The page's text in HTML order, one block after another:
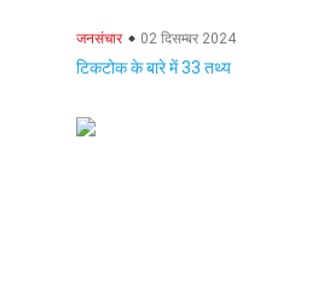
जनसंचार 02 दिसम्बर 2024
टिकटोक के बारे में 33 तथ्य